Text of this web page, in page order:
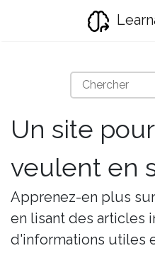
Un site
veulent en
Apprenez-en plus
en lisant des articles
d'informations utiles